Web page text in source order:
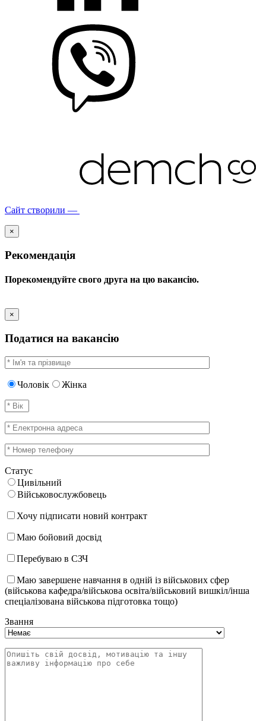
Сайт створили —
×
Рекомендація
Порекомендуйте свого друга на цю вакансію.
×
Податися на вакансію
Чоловік Жінка
Статус
Цивільний
Військовослужбовець
Хочу підписати новий контракт
Маю бойовий досвід
Перебуваю в СЗЧ
Маю завершене навчання в одній із військових сфер
(військова кафедра/військова освіта/військовий вишкіл/інша
спеціалізована військова підготовка тощо)
Звання